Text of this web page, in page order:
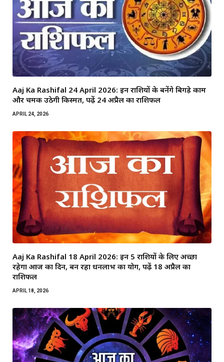
Aaj Ka Rashifal 24 April 2026: इन राशियों के बनेंगे बिगड़े काम
और चमक उठेगी किस्मत, पढ़ें 24 अप्रैल का राशिफल
APRIL 24, 2026
Aaj Ka Rashifal 18 April 2026: इन 5 राशियों के लिए अच्छा
रहेगा आज का दिन, बन रहा धनलाभ का योग, पढ़ें 18 अप्रैल का
राशिफल
APRIL 18, 2026